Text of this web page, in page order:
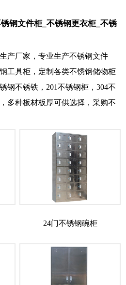
钢文件柜_不锈钢更衣柜_不锈
产厂家，专业生产不锈钢文件
工具柜，定制各类不锈钢储物柜
钢不锈铁，201不锈钢柜，304不
多种板材板厚可供选择，采购不
24门不锈钢碗柜